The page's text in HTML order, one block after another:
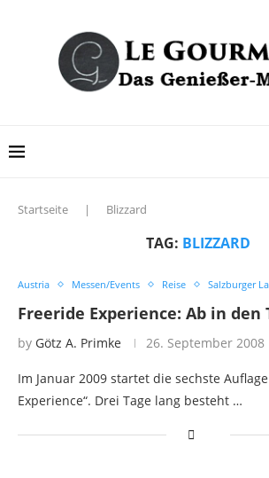
Startseite | Blizzard
TAG: BLIZZARD
Austria Messen/Events Reise Salzburger
Freeride Experience: Ab in den
by Götz A. Primke 26. September 2008
Im Januar 2009 startet die sechste
Experience“. Drei Tage lang besteht …